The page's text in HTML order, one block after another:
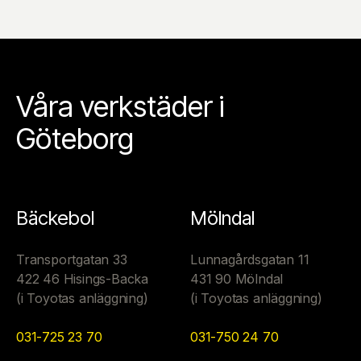
Våra verkstäder i
Göteborg
Bäckebol
Transportgatan 33
422 46 Hisings-Backa
(i Toyotas anläggning)
031-725 23 70
Mölndal
Lunnagårdsgatan 11
431 90 Mölndal
(i Toyotas anläggning)
031-750 24 70